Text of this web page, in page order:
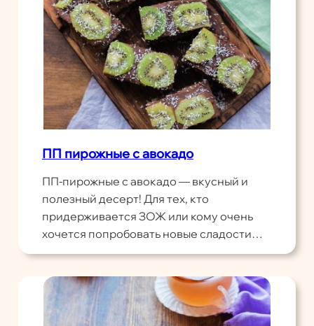
ПП пирожные с авокадо
ПП-пирожные с авокадо — вкусный и
полезный десерт! Для тех, кто
придерживается ЗОЖ или кому очень
хочется попробовать новые сладости…